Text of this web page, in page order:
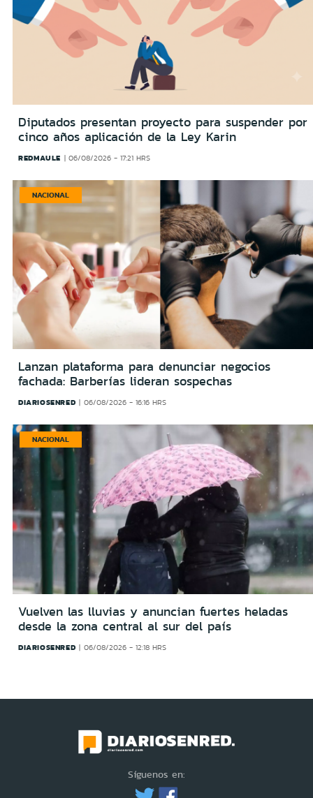
Diputados presentan proyecto para suspender por
cinco años aplicación de la Ley Karin
REDMAULE 06/08/2026 - 17:21 HRS
NACIONAL
Lanzan plataforma para denunciar negocios
fachada: Barberías lideran sospechas
DIARIOSENRED 06/08/2026 - 16:16 HRS
NACIONAL
Vuelven las lluvias y anuncian fuertes heladas
desde la zona central al sur del país
DIARIOSENRED 06/08/2026 - 12:18 HRS
Síguenos en: